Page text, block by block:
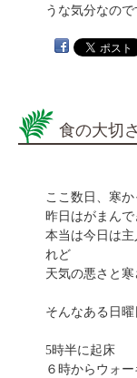
うな気分なので
食の大切さ
ここ数日、寒か
昨日はがまん
本当は今日は
れど
天気の悪さと寒
そんなある日曜
5時半に起床
６時からウォ